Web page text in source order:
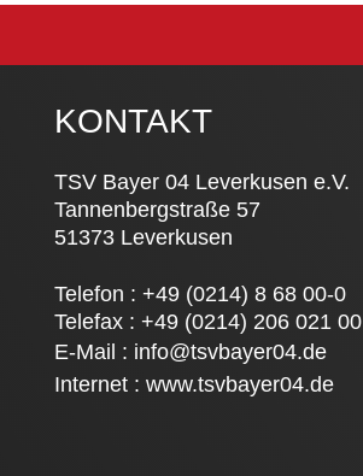
KONTAKT
TSV Bayer 04 Leverkusen e.V.
Tannenbergstraße 57
51373 Leverkusen
Telefon : +49 (0214) 8 68 00-0
Telefax : +49 (0214) 206 021 00
E-Mail : info@tsvbayer04.de
Internet : www.tsvbayer04.de